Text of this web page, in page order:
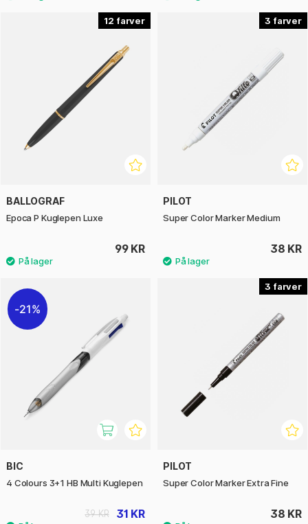
12
BALLOGRAF
Epoca P Kuglepen Luxe
99 KR
3
PILOT
Super Color Marker Medium
38 KR
21%
BIC
4 Colours 3+1 HB Multi Kuglepen
31 KR
39 KR
3
PILOT
Super Color Marker Extra Fine
38 KR